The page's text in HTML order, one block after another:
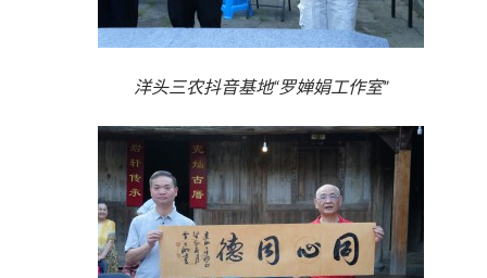
洋头三农抖音基地“罗婵娟工作室”